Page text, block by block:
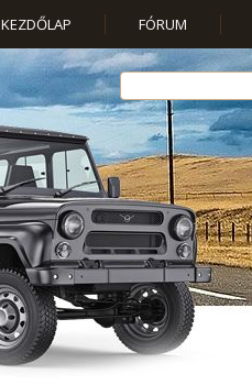
KEZDŐLAP FÓRUM